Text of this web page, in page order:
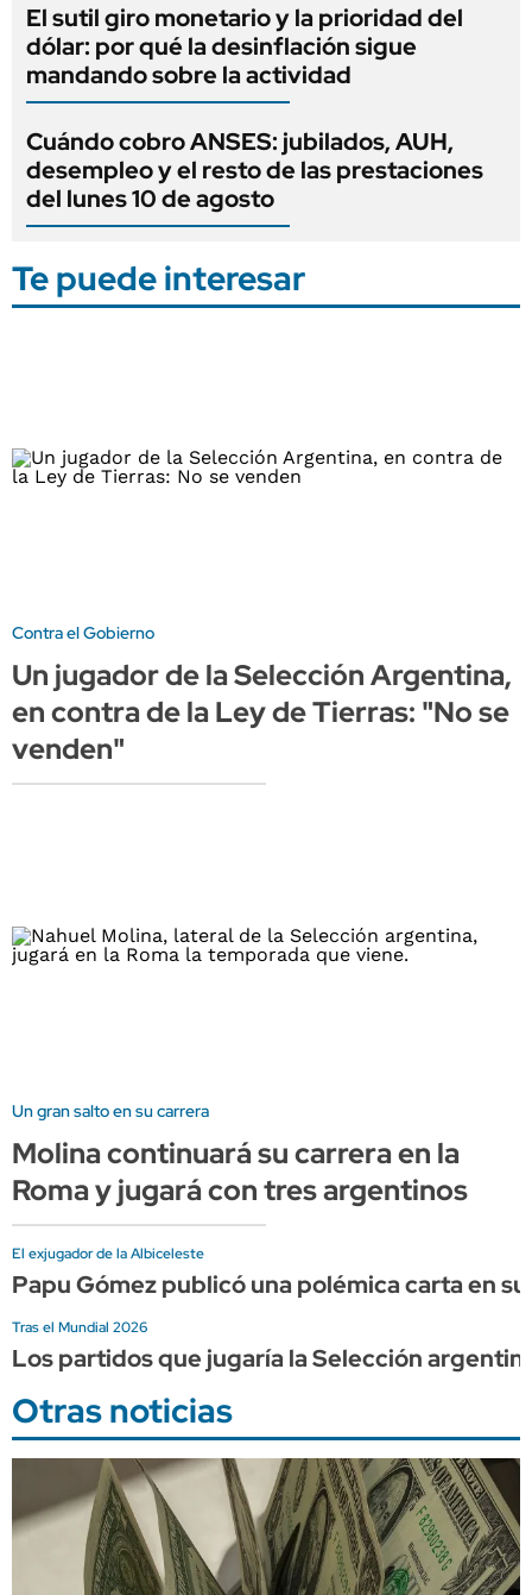
El sutil giro monetario y la prioridad del
dólar: por qué la desinflación sigue
mandando sobre la actividad
Cuándo cobro ANSES: jubilados, AUH,
desempleo y el resto de las prestaciones
del lunes 10 de agosto
Te puede interesar
Contra el Gobierno
Un jugador de la Selección Argentina,
en contra de la Ley de Tierras: "No se
venden"
Un gran salto en su carrera
Molina continuará su carrera en la
Roma y jugará con tres argentinos
El exjugador de la Albiceleste
Papu Gómez publicó una polémica carta en
Tras el Mundial 2026
Los partidos que jugaría la Selección
Otras noticias